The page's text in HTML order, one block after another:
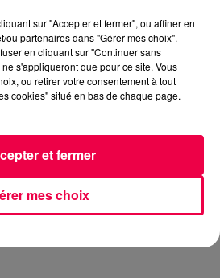
1 min 47 sec
sec
de l'anniversaire du Mardi 19
sur "Accepter et fermer", ou affiner en
ou partenaires dans "Gérer mes choix".
en cliquant sur "Continuer sans
s'appliqueront que pour ce site. Vous
ou retirer votre consentement à tout
cookies" situé en bas de chaque page.
mes choix
et fermer